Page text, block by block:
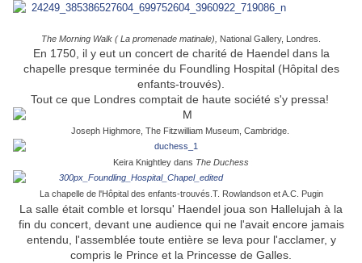
The Morning Walk ( La promenade matinale), National Gallery, Londres.
En 1750, il y eut un concert de charité de Haendel dans la
chapelle presque terminée du Foundling Hospital (Hôpital des
enfants-trouvés).
Tout ce que Londres comptait de haute société s'y pressa!
Joseph Highmore, The Fitzwilliam Museum, Cambridge.
Keira Knightley dans The Duchess
La chapelle de l'Hôpital des enfants-trouvés.T. Rowlandson et A.C. Pugin
La salle était comble et lorsqu' Haendel joua son Hallelujah à la
fin du concert, devant une audience qui ne l'avait encore jamais
entendu, l'assemblée toute entière se leva pour l'acclamer, y
compris le Prince et la Princesse de Galles.